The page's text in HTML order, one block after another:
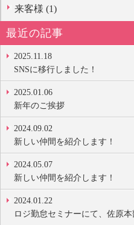
来客様 (1)
最近の記事
2025.11.18
SNSに移行しました！
2025.01.06
新年のご挨拶
2024.09.02
新しい仲間を紹介します！
2024.05.07
新しい仲間を紹介します！
2024.01.22
ロジ勤怠セミナーにて、佐原